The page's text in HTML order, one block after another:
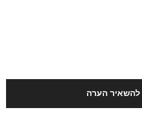
הערה